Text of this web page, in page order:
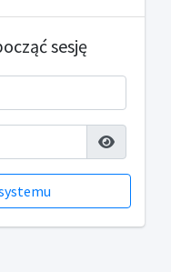
sesję